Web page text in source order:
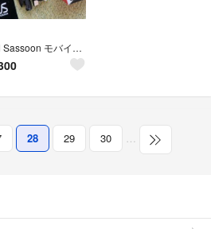
Vidal Sassoon モバイルストレートアイロン VSI-1050/KJ
28 29 30 …